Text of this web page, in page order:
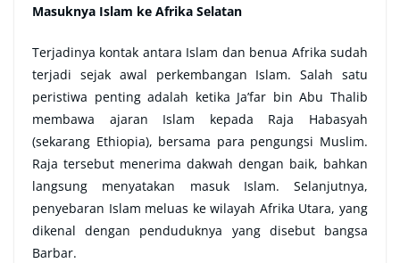
Masuknya Islam ke Afrika Selatan
Terjadinya kontak antara Islam dan benua Afrika sudah
terjadi sejak awal perkembangan Islam. Salah satu
peristiwa penting adalah ketika Ja’far bin Abu Thalib
membawa ajaran Islam kepada Raja Habasyah
(sekarang Ethiopia), bersama para pengungsi Muslim.
Raja tersebut menerima dakwah dengan baik, bahkan
langsung menyatakan masuk Islam. Selanjutnya,
penyebaran Islam meluas ke wilayah Afrika Utara, yang
dikenal dengan penduduknya yang disebut bangsa
Barbar.